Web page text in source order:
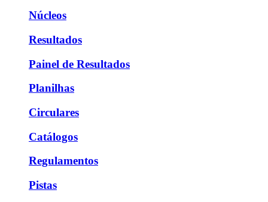
Núcleos
Resultados
Painel de Resultados
Planilhas
Circulares
Catálogos
Regulamentos
Pistas